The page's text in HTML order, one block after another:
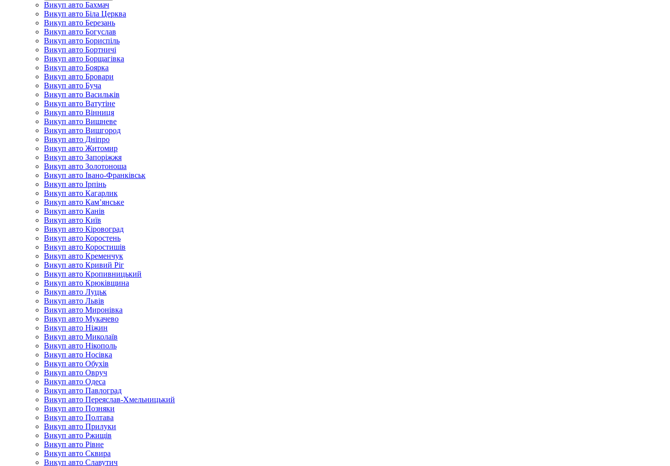
Викуп авто Бахмач
Викуп авто Біла Церква
Викуп авто Березань
Викуп авто Богуслав
Викуп авто Бориспіль
Викуп авто Бортничі
Викуп авто Борщагівка
Викуп авто Боярка
Викуп авто Бровари
Викуп авто Буча
Викуп авто Васильків
Викуп авто Ватутіне
Викуп авто Вінниця
Викуп авто Вишневе
Викуп авто Вишгород
Викуп авто Дніпро
Викуп авто Житомир
Викуп авто Запоріжжя
Викуп авто Золотоноша
Викуп авто Івано-Франківськ
Викуп авто Ірпінь
Викуп авто Кагарлик
Викуп авто Кам’янське
Викуп авто Канів
Викуп авто Київ
Викуп авто Кіровоград
Викуп авто Коростень
Викуп авто Коростишів
Викуп авто Кременчук
Викуп авто Кривий Ріг
Викуп авто Кропивницький
Викуп авто Крюківщина
Викуп авто Луцьк
Викуп авто Львів
Викуп авто Миронівка
Викуп авто Мукачево
Викуп авто Ніжин
Викуп авто Миколаїв
Викуп авто Нікополь
Викуп авто Носівка
Викуп авто Обухів
Викуп авто Овруч
Викуп авто Одеса
Викуп авто Павлоград
Викуп авто Переяслав-Хмельницький
Викуп авто Позняки
Викуп авто Полтава
Викуп авто Прилуки
Викуп авто Ржищів
Викуп авто Рівне
Викуп авто Сквира
Викуп авто Славутич